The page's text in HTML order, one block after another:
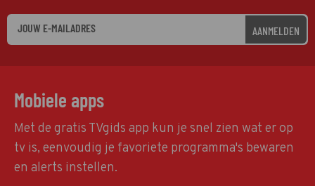
AANMELDEN
Mobiele apps
Met de gratis TVgids app kun je snel zien wat er op
tv is, eenvoudig je favoriete programma's bewaren
en alerts instellen.